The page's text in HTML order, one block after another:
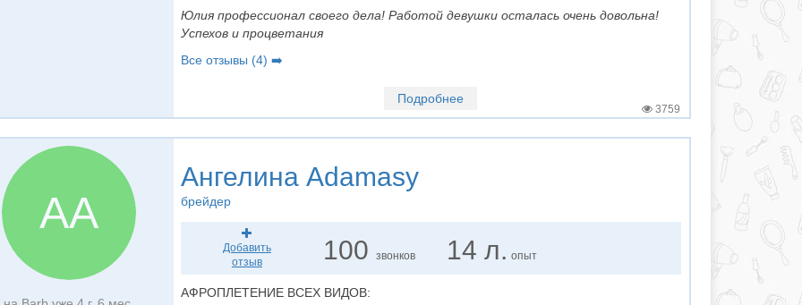
Юлия профессионал своего дела! Работой девушки осталась очень довольна!
Успехов и процветания
Все отзывы (4) ➡️
Подробнее
3759
АA
Ангелина Adamasy
брейдер
Добавить
отзыв
100звонков 14 л. опыт
АФРОПЛЕТЕНИЕ ВСЕХ ВИДОВ: